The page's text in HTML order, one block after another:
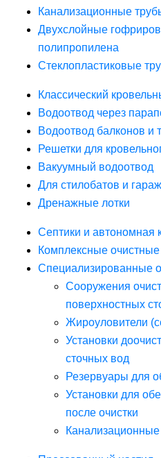
Канализационные
Двухслойные
полипропилена
Стеклопластиковые
Классический
Водоотвод через
Водоотвод балконов и
Решетки для
Вакуумный водоотвод
Для стилобатов и
Дренажные лотки
Септики и автономная
Комплексные
Специализированные
Сооружения
поверхностных
Жироуловители
Установки
сточных вод
Резервуары для
Установки для
после очистки